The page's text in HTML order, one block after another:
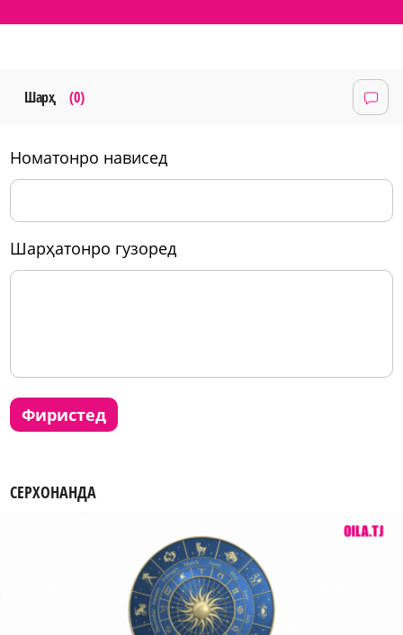
Шарҳ (0)
номатонро нависед
шарҳатонро гузоред
фиристед
СЕРХОНАНДА